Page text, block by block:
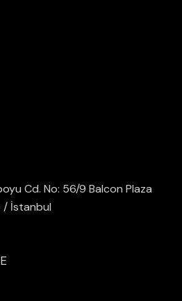
Cd. No: 56/9 Balcon Plaza
/ İstanbul